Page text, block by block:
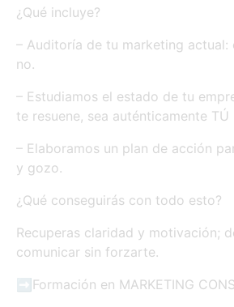
¿Qué incluye?
– Auditoría de tu marketing actual:
no.
– Estudiamos el estado de tu
te resuene, sea auténticamente TÚ
– Elaboramos un plan de acción
y gozo.
¿Qué conseguirás con todo esto?
Recuperas claridad y motivación;
comunicar sin forzarte.
➡️Formación en MARKETING